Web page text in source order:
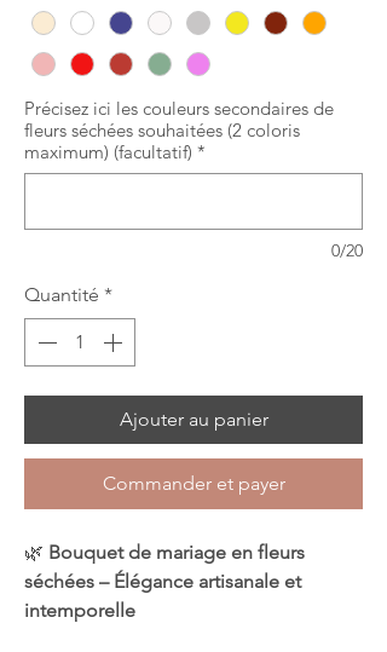
Précisez ici les couleurs secondaires de
fleurs séchées souhaitées (2 coloris
maximum) (facultatif) *
0/20
Quantité *
Ajouter au panier
Commander et payer
🌿 Bouquet de mariage en fleurs
séchées – Élégance artisanale et
intemporelle